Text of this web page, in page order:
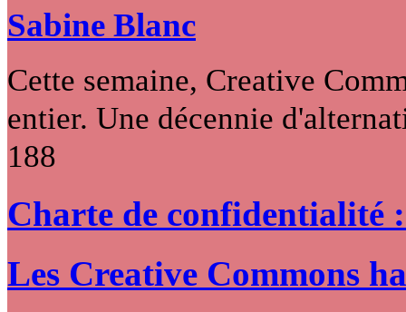
Sabine Blanc
Cette semaine, Creative
entier. Une décennie
188
Charte de confidentialité
Les Creative Commons